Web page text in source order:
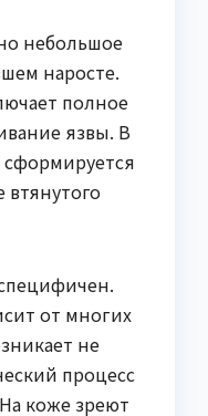
небольшое
наросте.
полное
язвы. В
сформируется
втянутого
от многих
не
процесс
коже зреют